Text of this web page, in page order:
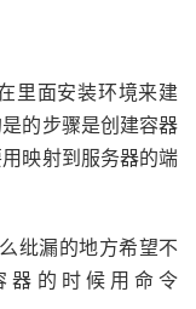
里面安装环境来建
的步骤是创建容器
映射到服务器的端
纰漏的地方希望不
器的时候用命令